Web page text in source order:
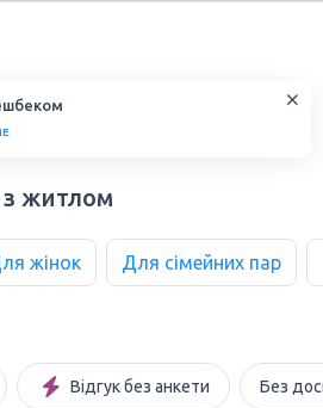
з житлом
жінок Для сімейних пар
Відгук без анкети Без